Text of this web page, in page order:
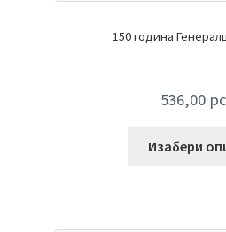
150 година
536,00
Изабери